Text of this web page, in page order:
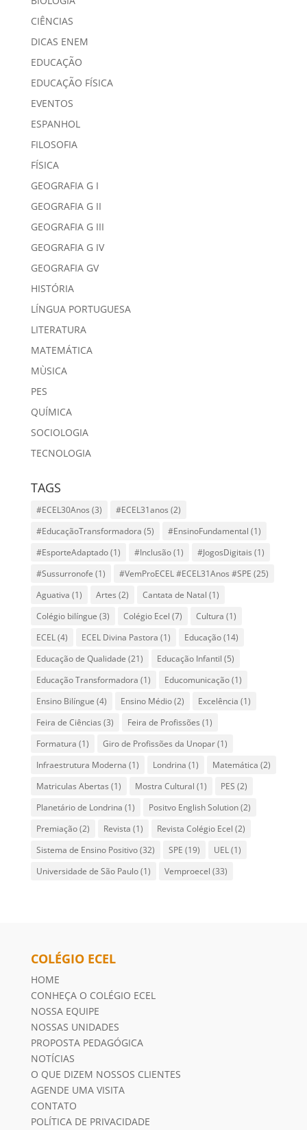
CIÊNCIAS
DICAS ENEM
EDUCAÇÃO
EDUCAÇÃO FÍSICA
EVENTOS
ESPANHOL
FILOSOFIA
FÍSICA
GEOGRAFIA G I
GEOGRAFIA G II
GEOGRAFIA G III
GEOGRAFIA G IV
GEOGRAFIA GV
HISTÓRIA
LÍNGUA PORTUGUESA
LITERATURA
MATEMÁTICA
MÙSICA
PES
QUÍMICA
SOCIOLOGIA
TECNOLOGIA
TAGS
#ECEL30Anos (3) #ECEL31anos (2)
#EducaçãoTransformadora (5) #EnsinoFundamental (1)
#EsporteAdaptado(1) #Inclusão(1) #JogosDigitais (1)
#Sussurronofe (1) #VemProECEL #ECEL31Anos #SPE (25)
Aguativa (1) Artes (2) Cantata de Natal (1)
Colégio bilíngue (3) Colégio Ecel (7) Cultura (1)
ECEL(4) ECEL Divina Pastora (1) Educação(14)
Educação de Qualidade (21) Educação Infantil (5)
Educação Transformadora (1) Educomunicação(1)
Ensino Bilíngue (4) Ensino Médio(2) Excelência (1)
Feira de Ciências (3) Feira de Profissões (1)
Formatura (1) Giro de Profissões da Unopar(1)
Infraestrutura Moderna (1) Londrina (1) Matemática (2)
Matriculas Abertas (1) Mostra Cultural (1) PES (2)
Planetário de Londrina (1) Positvo English Solution(2)
Premiação(2) Revista (1) Revista Colégio Ecel (2)
Sistema de Ensino Positivo(32) SPE (19) UEL(1)
Universidade de São Paulo(1) Vemproecel (33)
COLÉGIO ECEL
HOME
CONHEÇA O COLÉGIO ECEL
NOSSA EQUIPE
NOSSAS UNIDADES
PROPOSTA PEDAGÓGICA
NOTÍCIAS
O QUE DIZEM NOSSOS CLIENTES
AGENDE UMA VISITA
CONTATO
POLÍTICA DE PRIVACIDADE